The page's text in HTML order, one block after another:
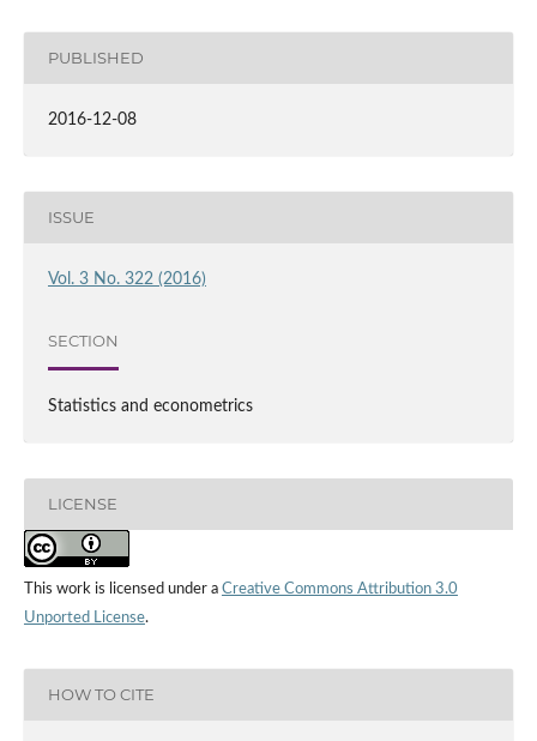
PUBLISHED
2016-12-08
ISSUE
Vol. 3 No. 322 (2016)
SECTION
Statistics and econometrics
LICENSE
This work is licensed under a Creative Commons Attribution 3.0
Unported License.
HOW TO CITE